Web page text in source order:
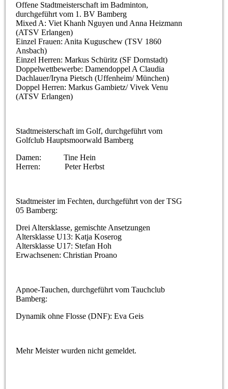
Offene Stadtmeisterschaft im Badminton,
durchgeführt vom 1. BV Bamberg
Mixed A: Viet Khanh Nguyen und Anna Heizmann
(ATSV Erlangen)
Einzel Frauen: Anita Kuguschew (TSV 1860
Ansbach)
Einzel Herren: Markus Schüritz (SF Dornstadt)
Doppelwettbewerbe: Damendoppel A Claudia
Dachlauer/Iryna Pietsch (Uffenheim/ München)
Doppel Herren: Markus Gambietz/ Vivek Venu
(ATSV Erlangen)
Stadtmeisterschaft im Golf, durchgeführt vom
Golfclub Hauptsmoorwald Bamberg
Damen: Tine Hein
Herren: Peter Herbst
Stadtmeister im Fechten, durchgeführt von der TSG
05 Bamberg:
Drei Altersklasse, gemischte Ansetzungen
Altersklasse U13: Katja Koserog
Altersklasse U17: Stefan Hoh
Erwachsenen: Christian Proano
Apnoe-Tauchen, durchgeführt vom Tauchclub
Bamberg:
Dynamik ohne Flosse (DNF): Eva Geis
Mehr Meister wurden nicht gemeldet.